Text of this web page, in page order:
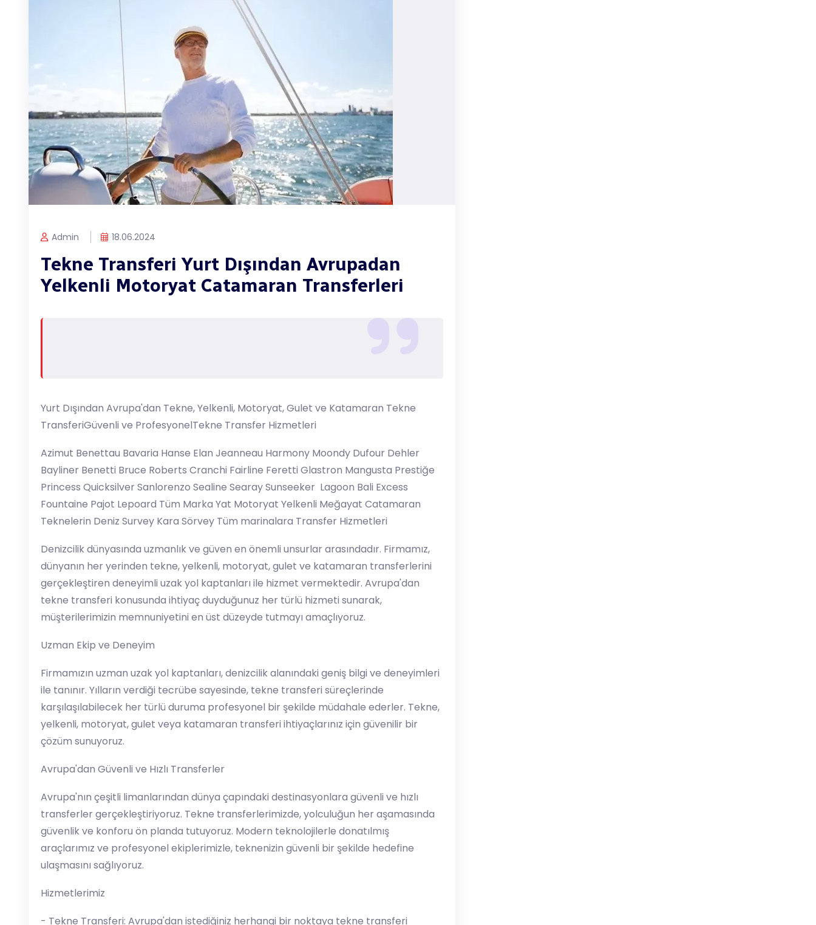
Admin 18.06.2024
Tekne Transferi Yurt Dışından Avrupadan
Yelkenli Motoryat Catamaran Transferleri
Yurt Dışından Avrupa'dan Tekne, Yelkenli, Motoryat, Gulet ve Katamaran Tekne
TransferiGüvenli ve ProfesyonelTekne Transfer Hizmetleri
Azimut Benettau Bavaria Hanse Elan Jeanneau Harmony Moondy Dufour Dehler
Bayliner Benetti Bruce Roberts Cranchi Fairline Feretti Glastron Mangusta Prestiğe
Princess Quicksilver Sanlorenzo Sealine Searay Sunseeker Lagoon Bali Excess
Fountaine Pajot Lepoard Tüm Marka Yat Motoryat Yelkenli Meğayat Catamaran
Teknelerin Deniz Survey Kara Sörvey Tüm marinalara Transfer Hizmetleri
Denizcilik dünyasında uzmanlık ve güven en önemli unsurlar arasındadır. Firmamız,
dünyanın her yerinden tekne, yelkenli, motoryat, gulet ve katamaran transferlerini
gerçekleştiren deneyimli uzak yol kaptanları ile hizmet vermektedir. Avrupa'dan
tekne transferi konusunda ihtiyaç duyduğunuz her türlü hizmeti sunarak,
müşterilerimizin memnuniyetini en üst düzeyde tutmayı amaçlıyoruz.
Uzman Ekip ve Deneyim
Firmamızın uzman uzak yol kaptanları, denizcilik alanındaki geniş bilgi ve deneyimleri
ile tanınır. Yılların verdiği tecrübe sayesinde, tekne transferi süreçlerinde
karşılaşılabilecek her türlü duruma profesyonel bir şekilde müdahale ederler. Tekne,
yelkenli, motoryat, gulet veya katamaran transferi ihtiyaçlarınız için güvenilir bir
çözüm sunuyoruz.
Avrupa'dan Güvenli ve Hızlı Transferler
Avrupa'nın çeşitli limanlarından dünya çapındaki destinasyonlara güvenli ve hızlı
transferler gerçekleştiriyoruz. Tekne transferlerimizde, yolculuğun her aşamasında
güvenlik ve konforu ön planda tutuyoruz. Modern teknolojilerle donatılmış
araçlarımız ve profesyonel ekiplerimizle, teknenizin güvenli bir şekilde hedefine
ulaşmasını sağlıyoruz.
Hizmetlerimiz
- Tekne Transferi: Avrupa'dan istediğiniz herhangi bir noktaya tekne transferi